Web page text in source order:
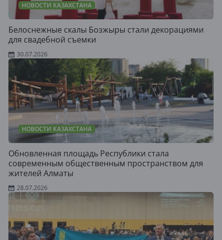
НОВОСТИ КАЗАХСТАНА
Белоснежные скалы Бозжыры стали декорациями
для свадебной съемки
30.07.2026
НОВОСТИ КАЗАХСТАНА
Обновленная площадь Республики стала
современным общественным пространством для
жителей Алматы
28.07.2026